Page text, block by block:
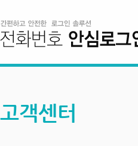
고객센터